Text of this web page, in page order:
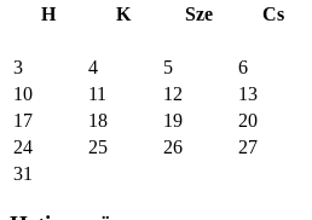
H
K Sze Cs
3
4 5 6
10
11 12 13
17
18 19 20
24
25 26 27
31